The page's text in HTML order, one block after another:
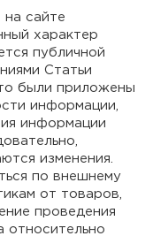
на сайте
характер
публичной
Статьи
были приложены
информации,
информации
изменения.
по внешнему
от товаров,
проведения
относительно